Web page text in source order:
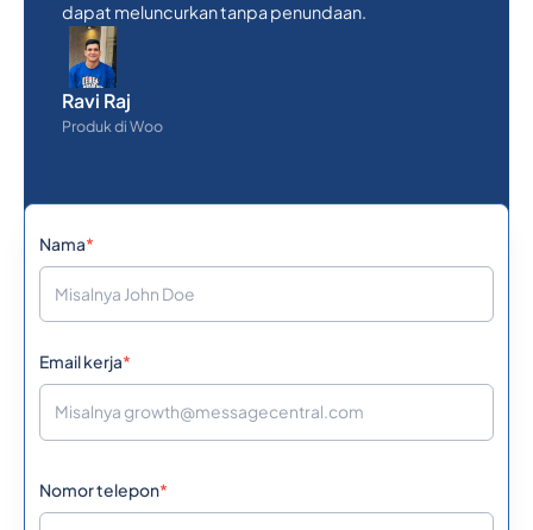
dapat meluncurkan tanpa penundaan.
Ravi Raj
Produk di Woo
Nama*
Email kerja*
Nomor telepon*